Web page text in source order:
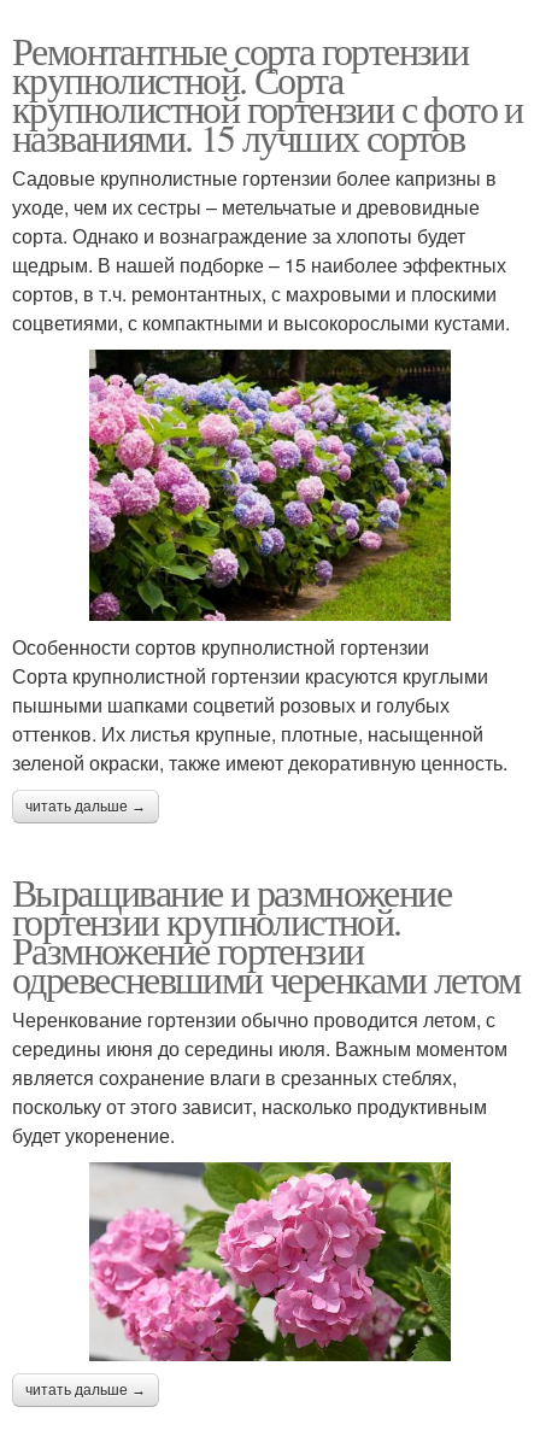
Ремонтантные сорта гортензии
крупнолистной. Сорта
крупнолистной гортензии с фото и
названиями. 15 лучших сортов
Садовые крупнолистные гортензии более капризны в
уходе, чем их сестры – метельчатые и древовидные
сорта. Однако и вознаграждение за хлопоты будет
щедрым. В нашей подборке – 15 наиболее эффектных
сортов, в т.ч. ремонтантных, с махровыми и плоскими
соцветиями, с компактными и высокорослыми кустами.
Особенности сортов крупнолистной гортензии
Сорта крупнолистной гортензии красуются круглыми
пышными шапками соцветий розовых и голубых
оттенков. Их листья крупные, плотные, насыщенной
зеленой окраски, также имеют декоративную ценность.
читать дальше →
Выращивание и размножение
гортензии крупнолистной.
Размножение гортензии
одревесневшими черенками летом
Черенкование гортензии обычно проводится летом, с
середины июня до середины июля. Важным моментом
является сохранение влаги в срезанных стеблях,
поскольку от этого зависит, насколько продуктивным
будет укоренение.
читать дальше →